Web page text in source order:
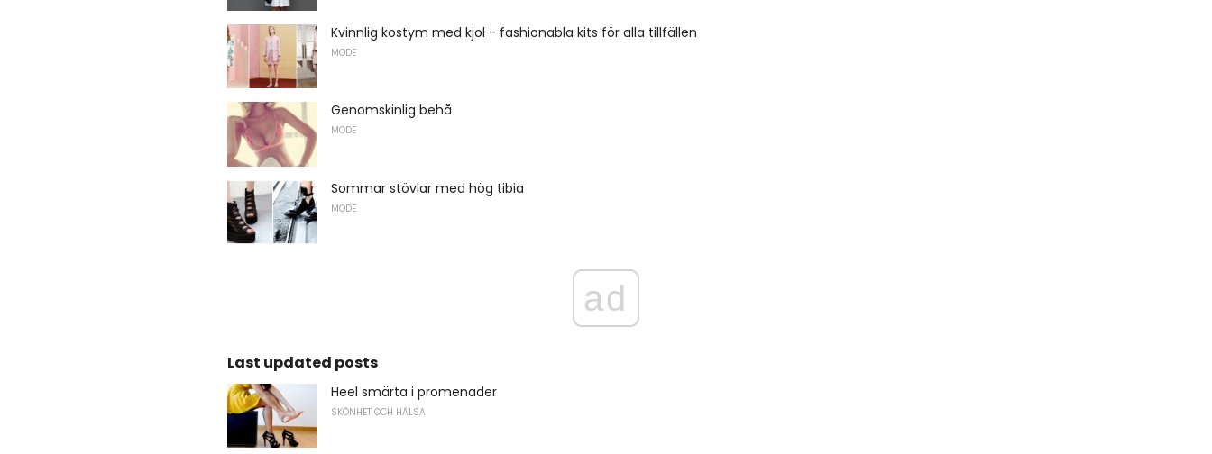
Kvinnlig kostym med kjol - fashionabla kits för alla tillfällen
MODE
Genomskinlig behå
MODE
Sommar stövlar med hög tibia
MODE
ad
Last updated posts
Heel smärta i promenader
SKÖNHET OCH HÄLSA